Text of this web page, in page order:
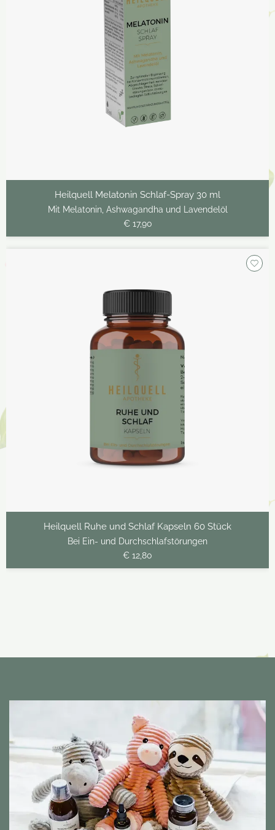
Heilquell Melatonin Schlaf-Spray 30 ml
Mit Melatonin, Ashwagandha und Lavendelöl
€ 17,90
Heilquell Ruhe und Schlaf Kapseln 60 Stück
Bei Ein- und Durchschlafstörungen
€ 12,80